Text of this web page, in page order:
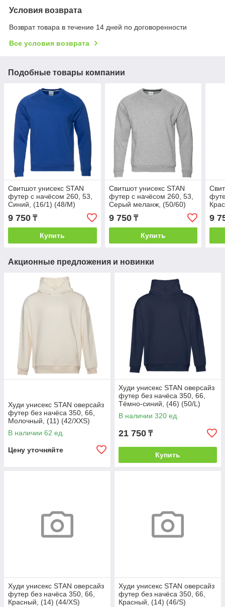
Условия возврата
Возврат товара в течение 14 дней по договоренности
Все условия возврата
Подобные товары компании
Свитшот унисекс STAN
футер с начёсом 260, 53,
Синий, (16/1) (48/M)
9 750 ₸
Купить
Свитшот унисекс STAN
футер с начёсом 260, 53,
Серый меланж, (50/60)
9 750₸
Купить
9
Акционные предложения и новинки
Худи унисекс STAN оверсайз
футер без начёса 350, 66,
Молочный, (11) (42/XXS)
В наличии 62 ед.
Цену уточняйте
Худи унисекс STAN оверсайз
футер без начёса 350, 66,
Тёмно-синий, (46) (50/L)
В наличии 320 ед.
21 750 ₸
Купить
Худи унисекс STAN оверсайз
футер без начёса 350, 66,
Красный, (14) (44/XS)
Худи унисекс STAN оверсайз
футер без начёса 350, 66,
Красный, (14) (46/S)